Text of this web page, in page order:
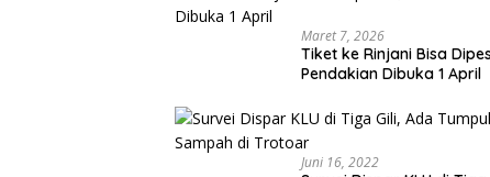
Maret 7, 2026
Tiket ke Rinjani Bisa
Pendakian Dibuka 1 April
Juni 16, 2022